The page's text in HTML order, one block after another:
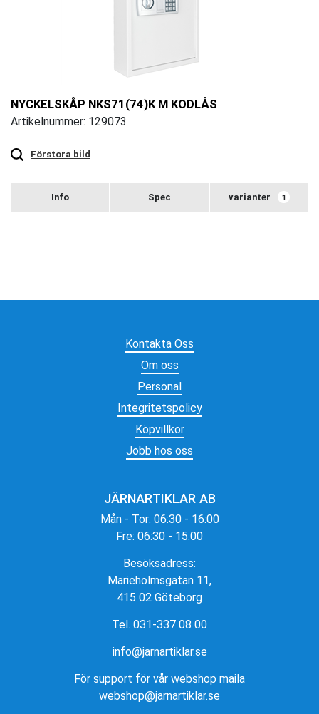
NYCKELSKÅP NKS71(74)K M KODLÅS
Artikelnummer: 129073
Förstora bild
zoom
varianter 1
Kontakta Oss
Om oss
Personal
Integritetspolicy
Köpvillkor
Jobb hos oss
JÄRNARTIKLAR AB
Mån - Tor: 06:30 - 16:00
Fre: 06:30 - 15.00
Besöksadress:
Marieholmsgatan 11,
415 02 Göteborg
Tel. 031-337 08 00
info@jarnartiklar.se
För support för vår webshop maila
webshop@jarnartiklar.se